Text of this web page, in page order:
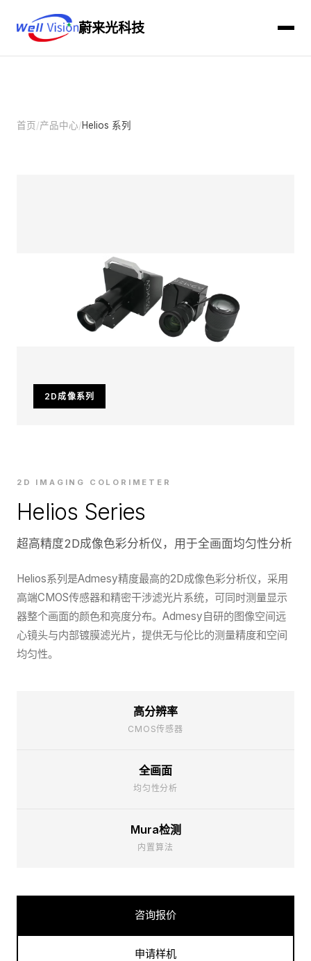
蔚来光科技
首页/产品中心/Helios 系列
2D成像系列
2D IMAGING COLORIMETER
Helios Series
超高精度2D成像色彩分析仪，用于全画面均匀性分析
Helios系列是Admesy精度最高的2D成像色彩分析仪，采用
高端CMOS传感器和精密干涉滤光片系统，可同时测量显示
器整个画面的颜色和亮度分布。Admesy自研的图像空间远
心镜头与内部镀膜滤光片，提供无与伦比的测量精度和空间
均匀性。
高分辨率
CMOS传感器
全画面
均匀性分析
Mura检测
内置算法
咨询报价
申请样机